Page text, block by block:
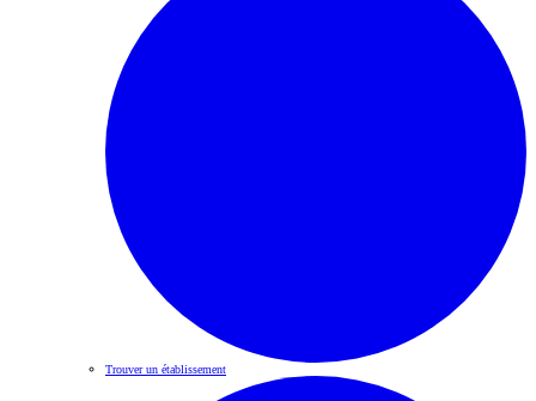
Trouver un établissement